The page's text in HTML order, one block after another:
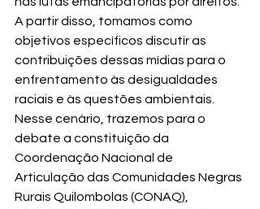
A partir disso, tomamos como
objetivos específicos discutir as
contribuições dessas mídias para o
enfrentamento às desigualdades
raciais e às questões ambientais.
Nesse cenário, trazemos para o
debate a constituição da
Coordenação Nacional de
Articulação das Comunidades Negras
Rurais Quilombolas (CONAQ),